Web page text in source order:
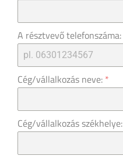
A résztvevő telefonszáma:
Cég/vállalkozás neve: *
Cég/vállalkozás székhelye: